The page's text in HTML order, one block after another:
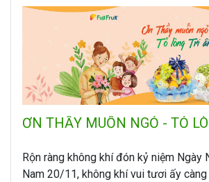
ƠN THẦY MUỐN NGỎ - TỎ
Rộn ràng không khí đón kỷ niệm Ngày
Nam 20/11, không khí vui tươi ấy càng